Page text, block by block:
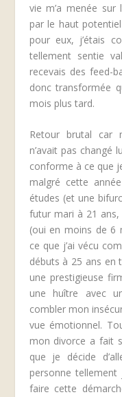
vie m’a menée sur
par le haut
pour eux, j’étais
tellement sentie
recevais des feed-
donc transformée
mois plus tard.
Retour brutal car
n’avait pas
conforme à ce que
malgré cette
études (et une
futur mari à 21
(oui en moins de 6
ce que j’ai vécu
débuts à 25 ans en
une prestigieuse
une huître avec
combler mon
vue émotionnel.
mon divorce a fait
que je décide
personne
faire cette